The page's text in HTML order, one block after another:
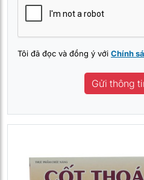
Tôi đã đọc và đồng ý với Chính